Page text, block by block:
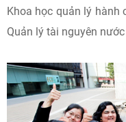
Khoa học quản lý hành
Quản lý tài nguyên